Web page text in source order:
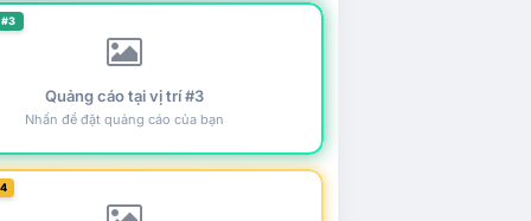
Quảng cáo tại vị trí #3
Nhấn để đặt quảng cáo của bạn